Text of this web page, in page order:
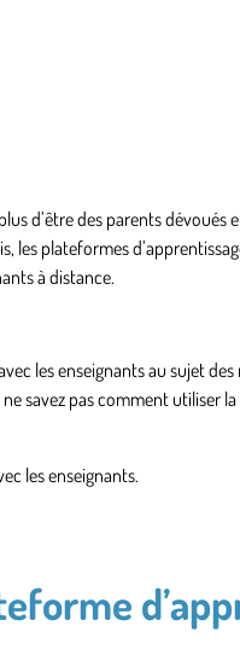
d’être des parents
plateformes
à distance.
les enseignants au sujet
savez pas comment utiliser
les enseignants.